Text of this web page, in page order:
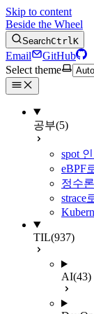
Skip to content
Beside the Wheel
SearchCtrlK
Email
GitHub
Select theme
공부(5)
spot
eBPF
정수
strace
TIL(937)
AI(43)